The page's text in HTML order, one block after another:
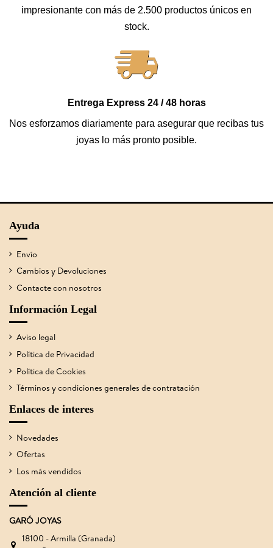
impresionante con más de 2.500 productos únicos en
stock.
Entrega Express 24 / 48 horas
Nos esforzamos diariamente para asegurar que recibas tus
joyas lo más pronto posible.
Ayuda
Envío
Cambios y Devoluciones
Contacte con nosotros
Información Legal
Aviso legal
Política de Privacidad
Política de Cookies
Términos y condiciones generales de contratación
Enlaces de interes
Novedades
Ofertas
Los más vendidos
Atención al cliente
GARÓ JOYAS
18100 - Armilla (Granada)